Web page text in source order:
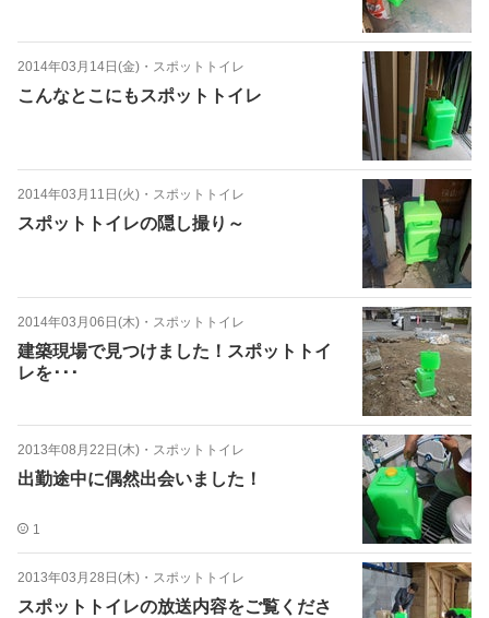
2014年03月14日(金) ・ スポットトイレ
こんなとこにもスポットトイレ
2014年03月11日(火) ・ スポットトイレ
スポットトイレの隠し撮り～
2014年03月06日(木) ・ スポットトイレ
建築現場で見つけました！スポットトイ
レを･･･
2013年08月22日(木) ・ スポットトイレ
出勤途中に偶然出会いました！
1
2013年03月28日(木) ・ スポットトイレ
スポットトイレの放送内容をご覧くださ